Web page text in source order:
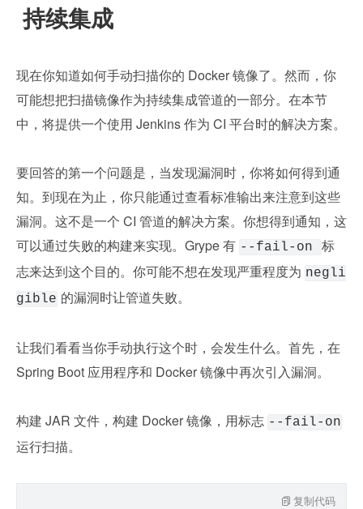
持续集成
现在你知道如何手动扫描你的 Docker 镜像了。然而，你
可能想把扫描镜像作为持续集成管道的一部分。在本节
中，将提供一个使用 Jenkins 作为 CI 平台时的解决方案。
要回答的第一个问题是，当发现漏洞时，你将如何得到通
知。到现在为止，你只能通过查看标准输出来注意到这些
漏洞。这不是一个 CI 管道的解决方案。你想得到通知，这
可以通过失败的构建来实现。Grype 有 --fail-on 标
志来达到这个目的。你可能不想在发现严重程度为 negli
gible 的漏洞时让管道失败。
让我们看看当你手动执行这个时，会发生什么。首先，在
Spring Boot 应用程序和 Docker 镜像中再次引入漏洞。
构建 JAR 文件，构建 Docker 镜像，用标志 --fail-on
运行扫描。
复制代码